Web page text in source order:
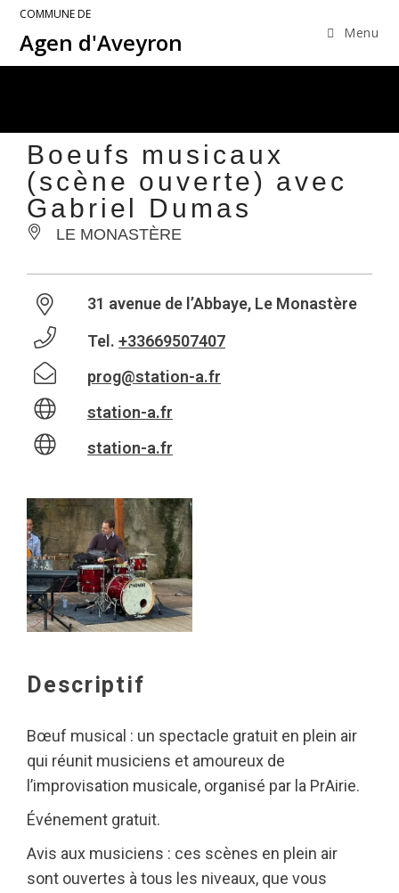
COMMUNE DE
Agen d'Aveyron Menu
Boeufs musicaux
(scène ouverte) avec
Gabriel Dumas
LE MONASTÈRE
31 avenue de l’Abbaye, Le Monastère
Tel. +33669507407
prog@station-a.fr
station-a.fr
station-a.fr
Descriptif
Bœuf musical : un spectacle gratuit en plein air
qui réunit musiciens et amoureux de
l’improvisation musicale, organisé par la PrAirie.
Événement gratuit.
Avis aux musiciens : ces scènes en plein air
sont ouvertes à tous les niveaux, que vous